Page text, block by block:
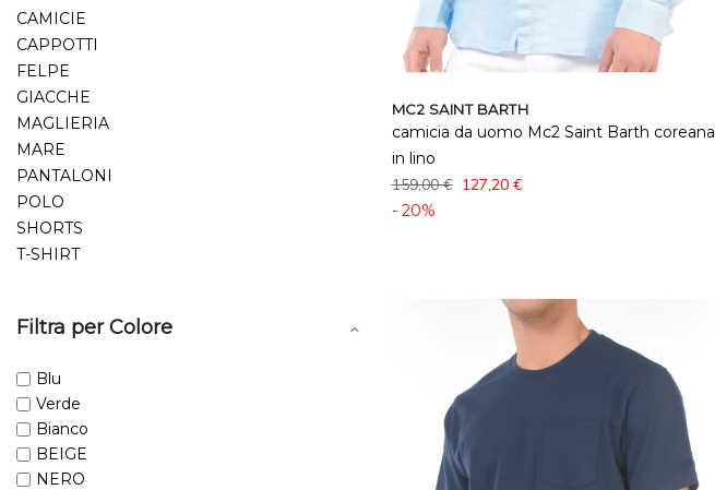
MC2 SAINT BARTH
camicia da uomo Mc2 Saint Barth coreana
in lino
159,00 € 127,20 €
- 20%
CAMICIE
CAPPOTTI
FELPE
GIACCHE
MAGLIERIA
MARE
PANTALONI
POLO
SHORTS
T-SHIRT
Filtra per Colore
Blu
Verde
Bianco
BEIGE
NERO